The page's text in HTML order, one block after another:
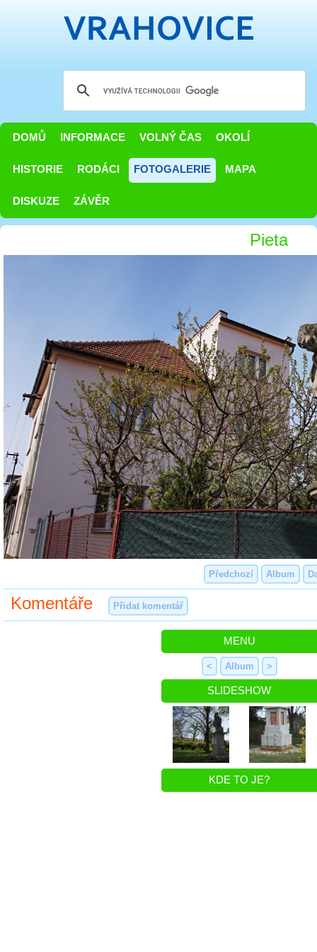
DOMŮ INFORMACE VOLNÝ ČAS OKOLÍ
HISTORIE RODÁCI FOTOGALERIE MAPA
DISKUZE ZÁVĚR
Pieta
Předchozí Album
Komentáře Přidat komentář
MENU
< Album >
SLIDESHOW
KDE TO JE?